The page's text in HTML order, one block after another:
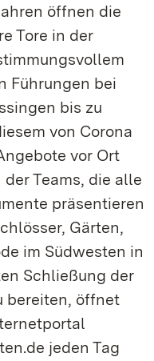
öffnen die
Tore in der
Führungen bei
bis zu
von Corona
vor Ort
Teams, die alle
präsentieren
Gärten,
im Südwesten in
Schließung der
bereiten, öffnet
jeden Tag